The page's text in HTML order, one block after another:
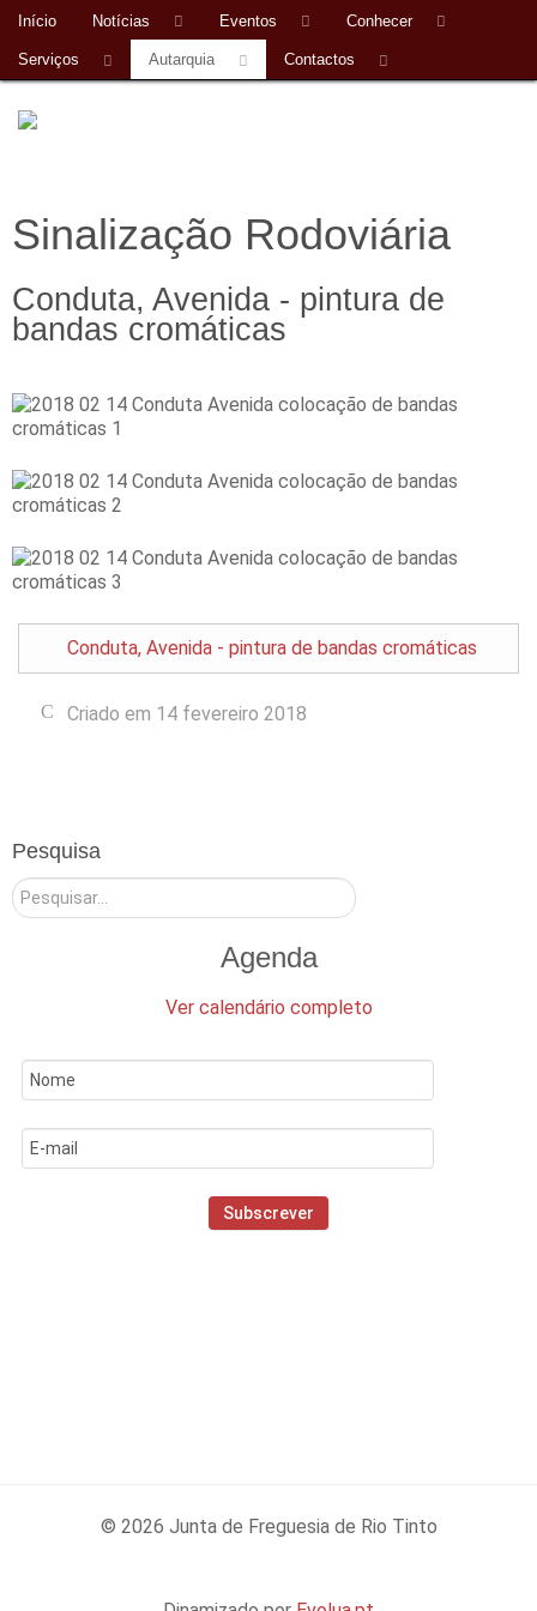
Início Notícias Eventos Conhecer
Serviços Autarquia Contactos
Pesquisa
Pesquisar
Agenda
Ver calendário completo
Sinalização Rodoviária
Conduta, Avenida - pintura de
bandas cromáticas
Conduta, Avenida - pintura de bandas cromáticas
Criado em 14 fevereiro 2018
© 2026 Junta de Freguesia de Rio Tinto